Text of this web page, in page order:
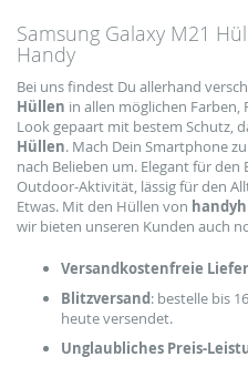
Samsung Galaxy M21
Handy
Bei uns findest Du allerhand
Hüllen in allen möglichen Farben,
Look gepaart mit bestem Schutz,
Hüllen. Mach Dein Smartphone
nach Belieben um. Elegant für
Outdoor-Aktivität, lässig für den
Etwas. Mit den Hüllen von
wir bieten unseren Kunden auch
Versandkostenfreie
Blitzversand: bestelle bis
heute versendet.
Unglaubliches Preis-